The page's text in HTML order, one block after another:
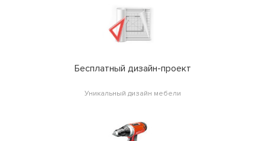
Бесплатный дизайн-проект
Уникальный дизайн мебели